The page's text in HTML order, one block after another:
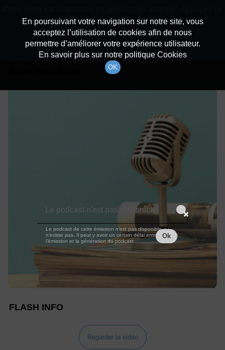
Détails De L'épisode
à 4h59
FLASH INFO
Regarder la vidéo
En poursuivant votre navigation sur notre site, vous
acceptez l’utilisation de cookies afin de nous
permettre d’améliorer votre expérience utilisateur.
En savoir plus sur notre politique Cookies
OK
dessous pour l'installer.
Non merci Télécharger l'application
Le podcast n'est pas disponible
Le podcast de cette émission n'est pas disponible ou
n'existe pas. Il peut y avoir un certain délai entre la fin de
l'émission et la génération du podcast.
Ok